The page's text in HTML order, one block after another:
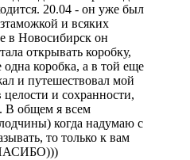
20.04 - он уже был
и всяких
в Новосибирск он
открывать коробку,
одна коробка, а в той еще
и путешествовал мой
и сохранности,
В общем я всем
когда надумаю с
то только к вам